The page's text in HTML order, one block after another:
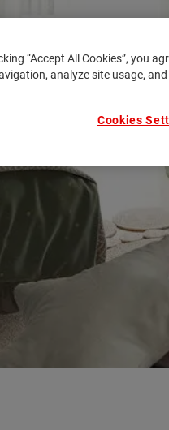
“Accept All Cookies”, you
analyze site usage,
Cookies